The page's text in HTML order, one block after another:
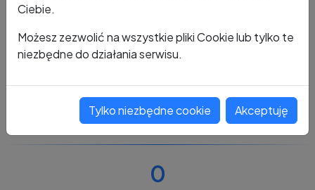
0
Ciebie.
Możesz zezwolić na wszystkie pliki Cookie lub tylko te
niezbędne do działania serwisu.
Tylko niezbędne cookie Akceptuję